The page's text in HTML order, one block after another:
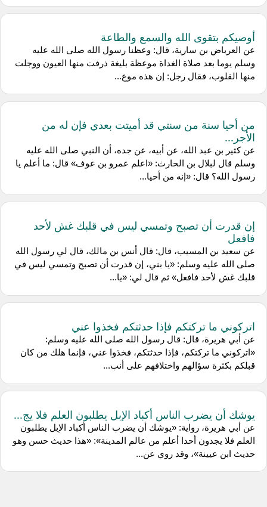
أوصيكم بتقوى الله والسمع والطاعة
عن العرباض بن سارية، قال: وعظنا رسول الله صلى الله عليه
وسلم يوما بعد صلاة الغداة موعظة بليغة ذرفت منها العيون ووجلت
منها القلوب، فقال رجل: إن هذه موع...
من أحيا سنة من سنتي قد أميتت بعدي فإن له من
الأجر...
عن كثير بن عبد الله، عن أبيه، عن جده، أن النبي صلى الله عليه
وسلم قال لبلال بن الحارث: «اعلم عمرو بن عوف» قال: ما أعلم يا
رسول الله؟ قال: «إنه من أحيا...
إن قدرت أن تصبح وتمسي ليس في قلبك غش لأحد
فافعل
عن سعيد بن المسيب، قال: قال أنس بن مالك، قال لي رسول الله
صلى الله عليه وسلم: «يا بني، إن قدرت أن تصبح وتمسي ليس في
قلبك غش لأحد فافعل» ثم قال لي: «يا...
اتركوني ما تركتكم فإذا حدثتكم فخذوا عني
عن أبي هريرة، قال: قال رسول الله صلى الله عليه وسلم:
«اتركوني ما تركتكم، فإذا حدثتكم، فخذوا عني، فإنما هلك من كان
قبلكم بكثرة سؤالهم واختلافهم على أنب...
يوشك أن يضرب الناس أكباد الإبل يطلبون العلم فلا يج...
عن أبي هريرة، رواية: «يوشك أن يضرب الناس أكباد الإبل يطلبون
العلم فلا يجدون أحدا أعلم من عالم المدينة»: «هذا حديث حسن وهو
حديث ابن عيينة»، وقد روي عن...